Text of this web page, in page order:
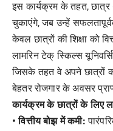
इस कार्यक्रम के तहत,
चुकाएंगे, जब उन्हें
केवल छात्रों की शिक्षा को
लामरिन टेक् स्किल्स
जिसके तहत वे अपने छात्रों
बेहतर रोजगार के अवसर
कार्यक्रम के छात्रों के लिए
• वित्तीय बोझ में कमी: